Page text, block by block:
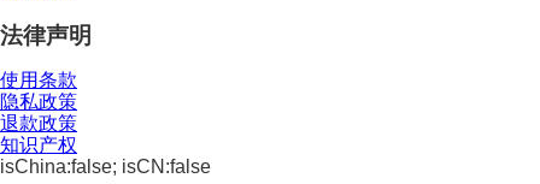
法律声明
使用条款
隐私政策
退款政策
知识产权
isChina:false; isCN:false